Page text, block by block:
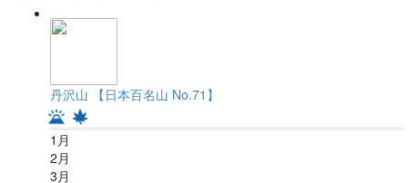
丹沢山 【日本百名山 No.71】
1 月
2月
3月